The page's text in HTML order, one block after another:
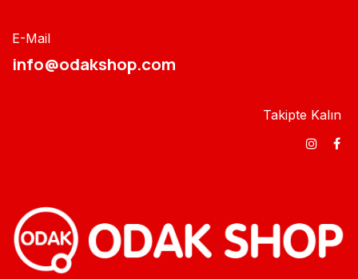
E-Mail
info@odakshop.com​
Takipte Kalın